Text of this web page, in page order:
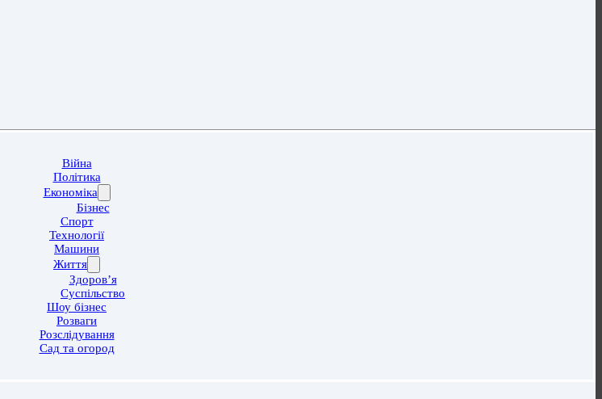
Війна
Політика
Економіка
Бізнес
Спорт
Технології
Машини
Життя
Здоров’я
Суспільство
Шоу бізнес
Розваги
Розслідування
Сад та огород